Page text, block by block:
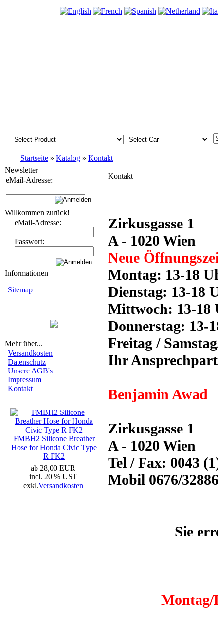
Startseite » Katalog » Kontakt
Newsletter
eMail-Adresse:
Willkommen zurück!
eMail-Adresse:
Passwort:
Informationen
Sitemap
Mehr über...
Versandkosten
Datenschutz
Unsere AGB's
Impressum
Kontakt
FMBH2 Silicone Breather
Hose for Honda Civic Type
R FK2
ab 28,00 EUR
incl. 20 % UST
exkl.Versandkosten
Kontakt
Zirkusgasse 1
A - 1020 Wien
Neue
Montag: 13-18
Dienstag: 13-18
Mittwoch: 13-18
Donnerstag: 13-
Freitag /
Ihr
Benjamin Awad
Zirkusgasse 1
A - 1020 Wien
Tel / Fax: 0043
Mobil 0676/
Sie
Montag/